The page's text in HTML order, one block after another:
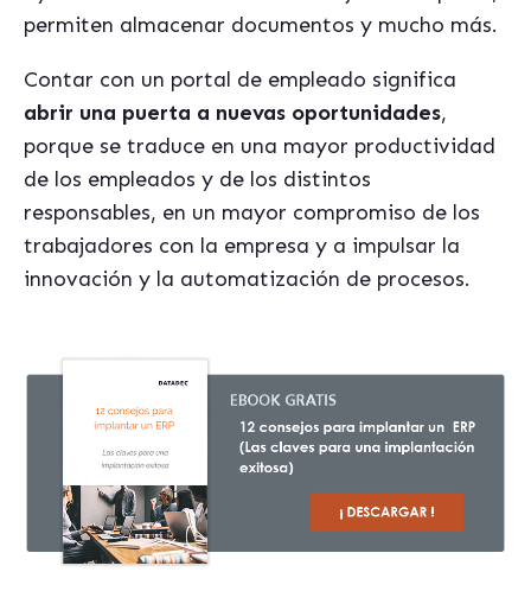
permiten almacenar documentos y mucho más.
Contar con un portal de empleado significa
abrir una puerta a nuevas oportunidades,
porque se traduce en una mayor productividad
de los empleados y de los distintos
responsables, en un mayor compromiso de los
trabajadores con la empresa y a impulsar la
innovación y la automatización de procesos.